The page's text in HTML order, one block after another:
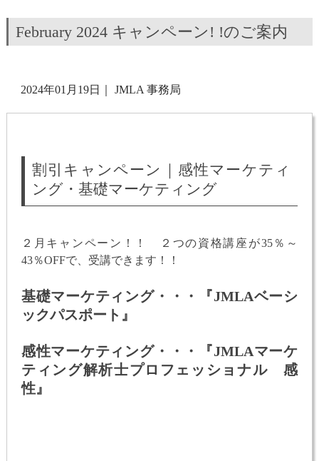
February 2024 キャンペーン! !のご案内
2024年01月19日 JMLA 事務局
割引キャンペーン｜感性マーケティ
ング・基礎マーケティング
２月キャンペーン！！ ２つの資格講座が35％～
43％OFFで、受講できます！！
基礎マーケティング・・・『JMLAベーシ
ックパスポート』
感性マーケティング・・・『JMLAマーケ
ティング解析士プロフェッショナル 感
性』